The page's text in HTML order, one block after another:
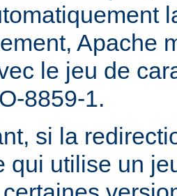
Apache
le jeu de
8859-1.
si la
qui utilise un